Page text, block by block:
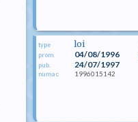
type loi
prom. 04/08/1996
pub. 24/07/1997
numac 1996015142